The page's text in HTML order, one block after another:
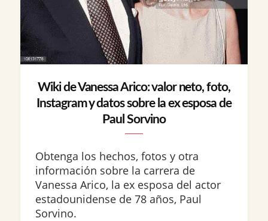
Wiki de Vanessa Arico: valor neto, foto,
Instagram y datos sobre la ex esposa de
Paul Sorvino
Obtenga los hechos, fotos y otra
información sobre la carrera de
Vanessa Arico, la ex esposa del actor
estadounidense de 78 años, Paul
Sorvino.